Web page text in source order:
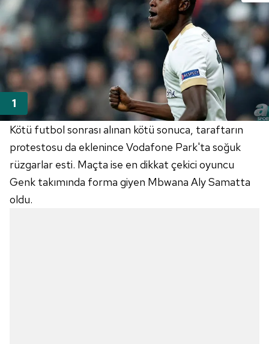
Kötü futbol sonrası alınan kötü sonuca, taraftarın
protestosu da eklenince Vodafone Park'ta soğuk
rüzgarlar esti. Maçta ise en dikkat çekici oyuncu
Genk takımında forma giyen Mbwana Aly Samatta
oldu.